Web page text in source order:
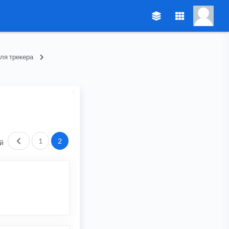
трекера
Пред.
1 2